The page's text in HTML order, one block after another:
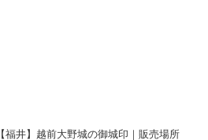
【福井】越前大野城の御城印｜販売場所